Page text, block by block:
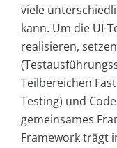
viele
kann. Um die UI-
realisieren,
Teilbereichen
Testing) und
gemeinsames
Framework trägt